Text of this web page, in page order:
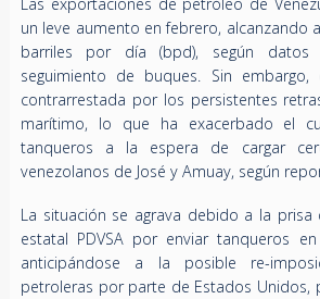
Las exportaciones de petróleo de
un leve aumento en febrero, alcanzando
barriles por día (bpd), según
seguimiento de buques. Sin
contrarrestada por los persistentes
marítimo, lo que ha exacerbado el
tanqueros a la espera de cargar
venezolanos de José y Amuay, según
La situación se agrava debido a la
estatal PDVSA por enviar tanqueros
anticipándose a la posible re-
petroleras por parte de Estados Unidos,